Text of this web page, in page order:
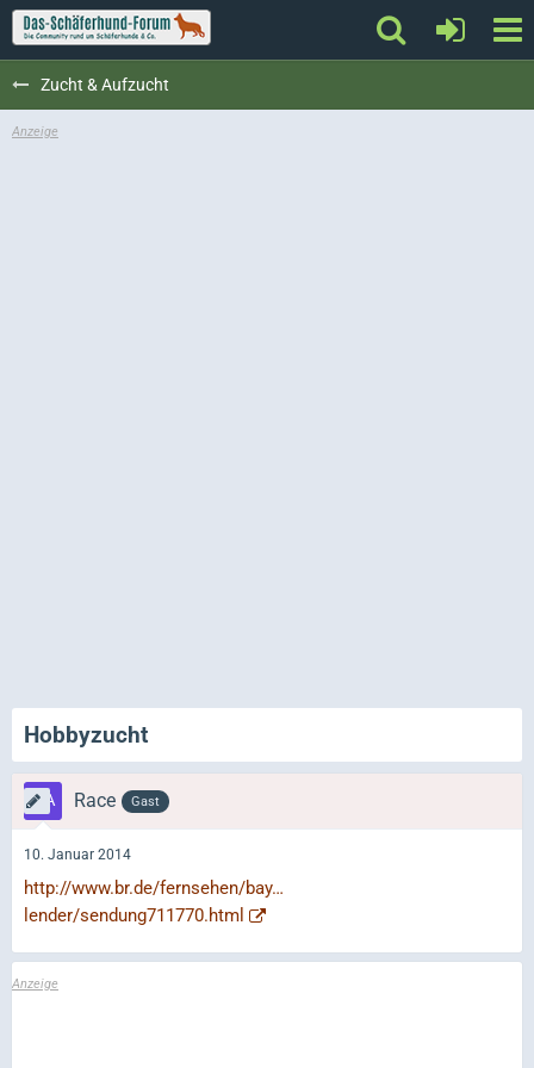
Zucht & Aufzucht
Hobbyzucht
Race Gast
10. Januar 2014
http://www.br.de/fernsehen/bay…
lender/sendung711770.html